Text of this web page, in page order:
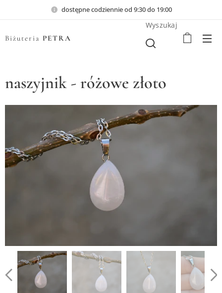
dostępne codziennie od 9:30 do 19:00
Biżuteria PETRA
Wyszukaj
naszyjnik - różowe złoto